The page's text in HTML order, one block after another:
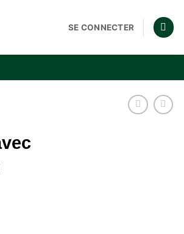
SE CONNECTER